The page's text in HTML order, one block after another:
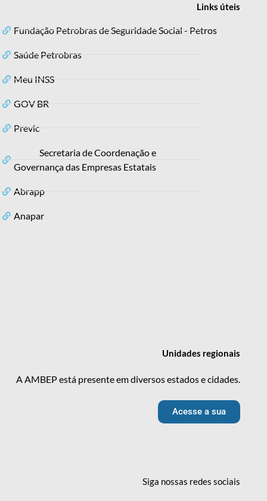
Linksúteis
Fundação Petrobras de Seguridade Social - Petros
Saúde Petrobras
Meu INSS
GOV BR
Previc
Secretaria de Coordenação e
Governança das Empresas Estatais
Abrapp
Anapar
Unidades regionais
A AMBEP está presente em diversos estados e cidades.
Acesse a sua
Siga nossas redessociais